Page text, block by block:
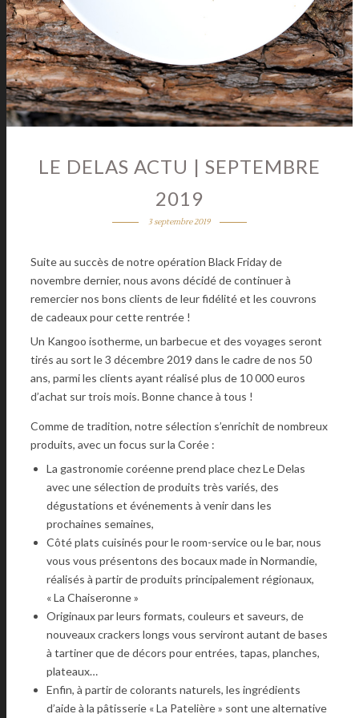
LE DELAS ACTU | SEPTEMBRE
2019
3 septembre 2019
Suite au succès de notre opération Black Friday de
novembre dernier, nous avons décidé de continuer à
remercier nos bons clients de leur fidélité et les couvrons
de cadeaux pour cette rentrée !
Un Kangoo isotherme, un barbecue et des voyages seront
tirés au sort le 3 décembre 2019 dans le cadre de nos 50
ans, parmi les clients ayant réalisé plus de 10 000 euros
d’achat sur trois mois. Bonne chance à tous !
Comme de tradition, notre sélection s’enrichit de nombreux
produits, avec un focus sur la Corée :
La gastronomie coréenne prend place chez Le Delas
avec une sélection de produits très variés, des
dégustations et événements à venir dans les
prochaines semaines,
Côté plats cuisinés pour le room-service ou le bar, nous
vous vous présentons des bocaux made in Normandie,
réalisés à partir de produits principalement régionaux,
« La Chaiseronne »
Originaux par leurs formats, couleurs et saveurs, de
nouveaux crackers longs vous serviront autant de bases
à tartiner que de décors pour entrées, tapas, planches,
plateaux…
Enfin, à partir de colorants naturels, les ingrédients
d’aide à la pâtisserie « La Patelière » sont une alternative